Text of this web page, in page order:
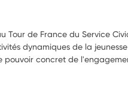
Tour de France du Service
dynamiques de la
pouvoir concret de